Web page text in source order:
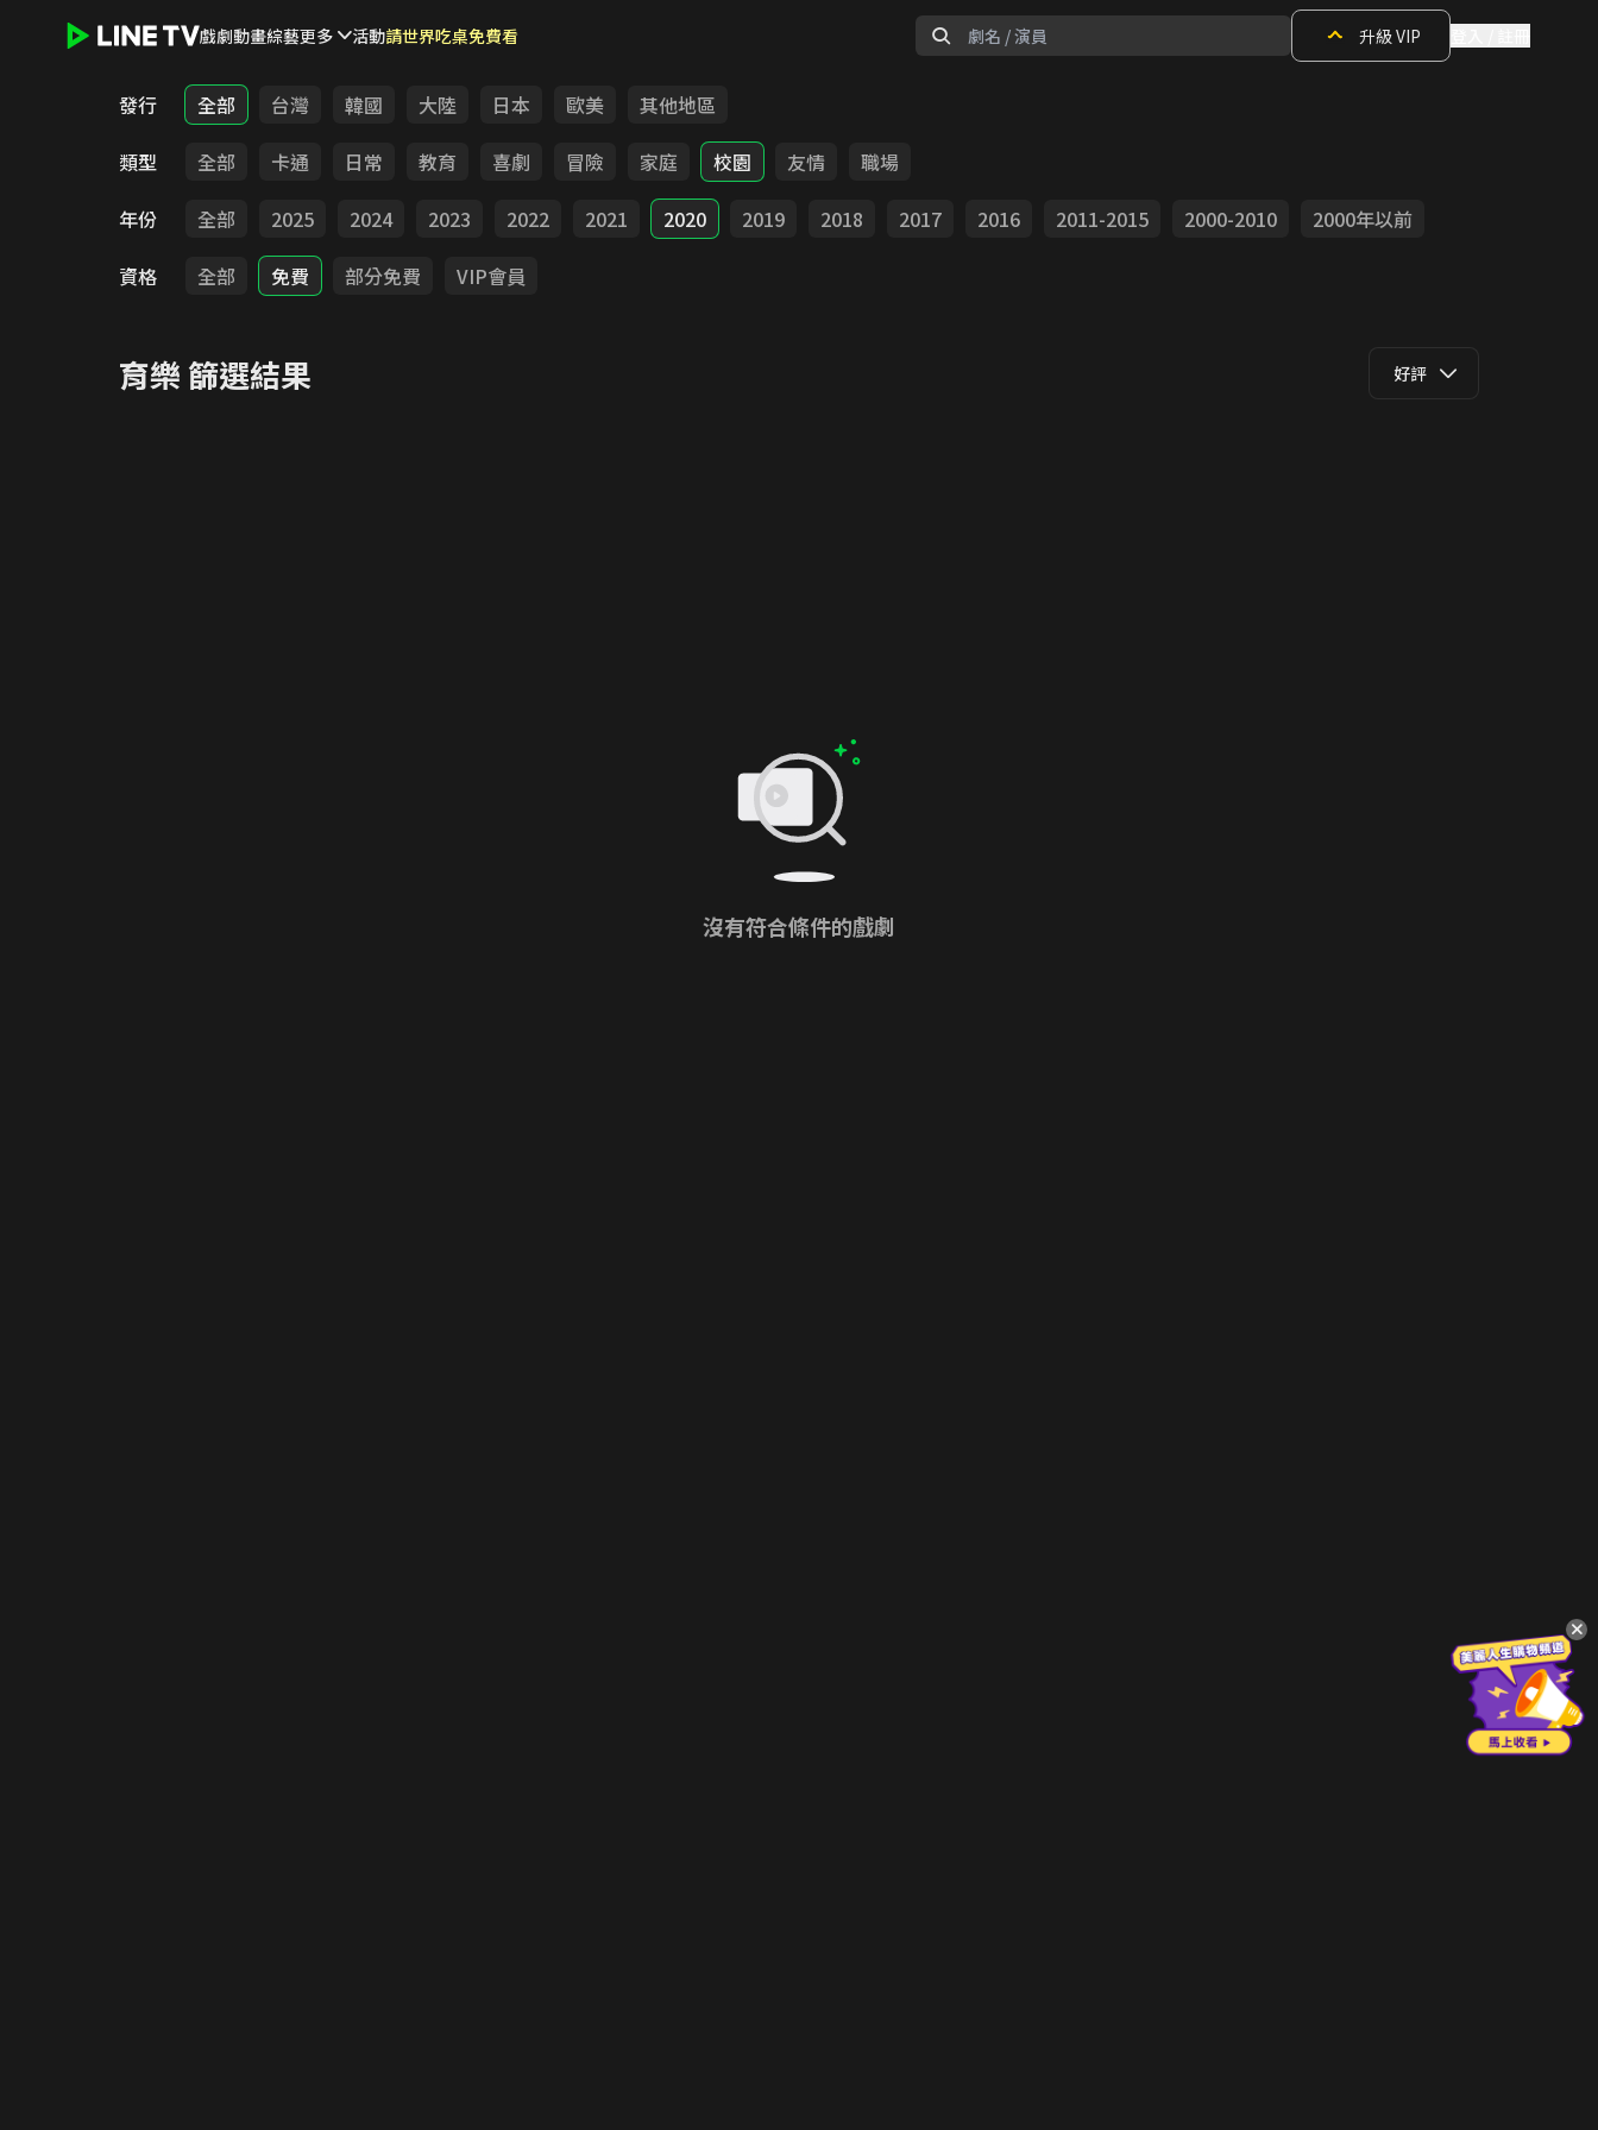
戲劇動畫綜藝更多 活動請世界吃桌免費看 升級 VIP
發行 全部 台灣 韓國 大陸 日本 歐美
其他地區
類型
全部 卡通 日常 教育 喜劇 冒險 家庭 校園 友情
職場
年份
全部 2025 2024 2023 2022 2021 2020 2019 2018 2017 2016 2011-2015 2000-2010
2000年以前
資格
全部 免費 部分免費 VIP會員
育樂 篩選結果 好評
沒有符合條件的戲劇